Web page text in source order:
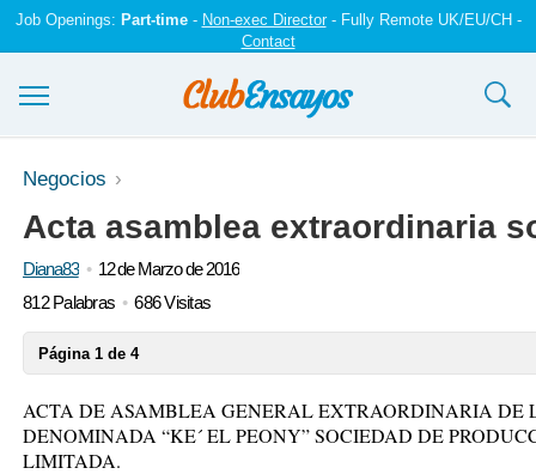
Job Openings: Part-time- Non-exec Director- Fully Remote UK/EU/CH -
Contact
Ensayos y trabajos
Registrarse
Iniciar sesión
Negocios
Acta asamblea extraordinaria
Diana83
12 de Marzo de 2016
812 Palabras
686 Visitas
Página 1 de 4
ACTA DE ASAMBLEA GENERAL EXTRAORDINARIA DE
DENOMINADA “KE´ EL PEONY” SOCIEDAD DE
LIMITADA.